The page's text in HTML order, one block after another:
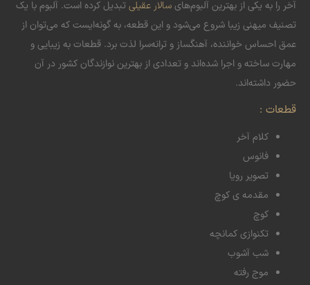
آخر را به یکی از بهترین آلبوم‌هایسالار عقیلی تبدیل کرده است. آلبوم با یک
تصنیف میهنی زیبا شروع می‌شود و این قطعه، به گونه‌ایست که می‌توان از
عمق احساس خواننده، آهنگساز و ترانه‌سرا لذت برد. قطعات به زیبایی و
مهارت ساخته و اجرا شده‌اند و تعدادی از بهترین نوازندگان کشور در آن
حضور داشته‌اند.
قطعات :
کلام آخر
فانوس
تصویر رویا
مقدمه ی کوچ
کوچ
تکنوازی کمانچه
شب آشوب
موج رفته